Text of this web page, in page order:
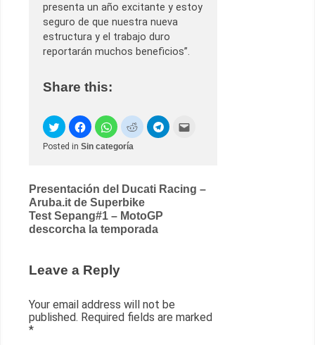
presenta un año excitante y estoy
seguro de que nuestra nueva
estructura y el trabajo duro
reportarán muchos beneficios”.
Share this:
Posted in Sin categoría
Post
navigation
Presentación del Ducati Racing –
Aruba.it de Superbike
Test Sepang#1 – MotoGP
descorcha la temporada
Leave a Reply
Your email address will not be
published. Required fields are marked
*